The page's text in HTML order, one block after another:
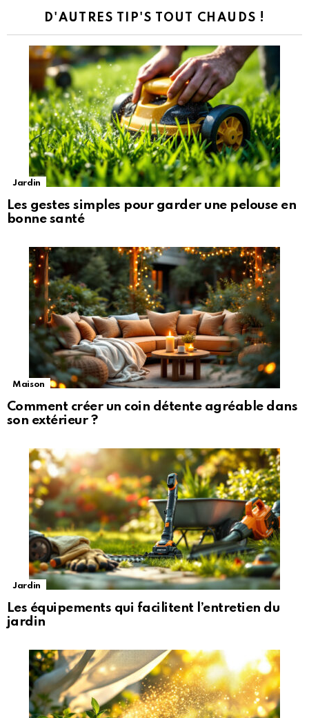
D'AUTRES TIP'S TOUT CHAUDS !
Jardin
Les gestes simples pour garder une pelouse en
bonne santé
Maison
Comment créer un coin détente agréable dans
son extérieur ?
Jardin
Les équipements qui facilitent l’entretien du
jardin